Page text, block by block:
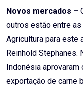
Novos mercados –
outros estão entre
Agricultura para este
Reinhold
Indonésia
exportação de carne